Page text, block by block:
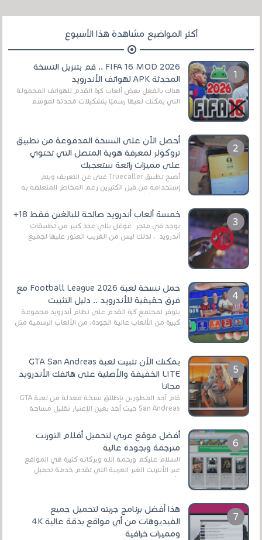
أكثر المواضيع مشاهدة هذا الأسبوع
FIFA 16 MOD 2026 .. قم بتنزيل النسخة
المحدثة APK لهواتف الأندرويد
هناك بالفعل بعض ألعاب كرة القدم للهواتف المحمولة
التي يمكنك لعبها رسميًا بتشكيلات مُحدثة لموسم
أحصل الآن على النسخة المدفوعة من تطبيق
تروكولر لمعرفة هوية المتصل التي تحتوي
على مميزات رائعة ستعجبك
أصبح تطبيق Truecaller غني عن التعريف ويتم
إستخدامه من قبل الكثيرين رغم المخاطر المتعلقه به
خمسة ألعاب أندرويد صالحة للبالغين فقط 18+
يوجد في متجر غوغل بلاي عدد كبير من تطبيقات
أندرويد ، لذلك ليس من الغريب العثور عليها لجميع
حمل نسخة لعبة Football League 2026 مع
فرق حقيقية للأندرويد .. دليل التثبيت
يتوفر لمجتمع كرة القدم على نظام أندرويد مجموعة
كبيرة من الألعاب عالية الجودة. من الألعاب الرسمية مثل
يمكنك الآن تثبيت لعبة GTA San Andreas
LITE الخفيفة والأصلية على هاتفك الأندرويد
مجانا
قام أحد المطورين بإطلاق نسخة معدلة من لعبة GTA
San Andreas حيث أخد بعين الإعتبار تقليل مساحة
أفضل موقع عربي لتحميل أفلام التورنت
مترجمة وبجودة عالية
السلام عليكم ورحمة الله وبركاته كثيرة هي المواقع
عبر الأنترنت الغير العربية التي تقدم خدمة تحميل
هذا أفضل برنامج جربته لتحميل جميع
الفيديوهات من أي مواقع بدقة عالية 4K
ومميزات خرافية